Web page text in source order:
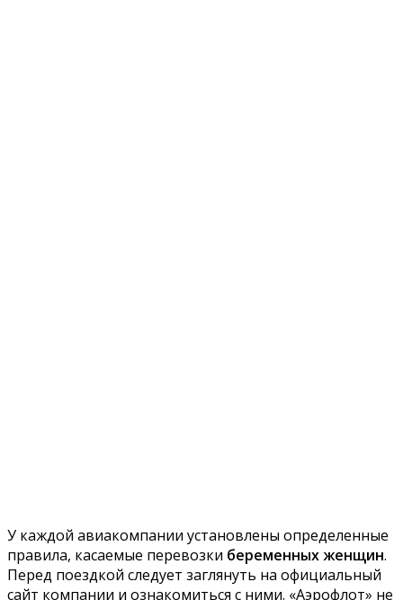
У каждой авиакомпании установлены определенные
правила, касаемые перевозки беременных женщин.
Перед поездкой следует заглянуть на официальный
сайт компании и ознакомиться с ними. «Аэрофлот» не